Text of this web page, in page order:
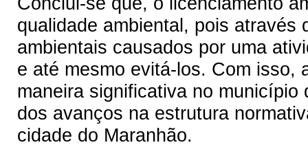
qualidade ambiental, pois
ambientais causados por uma
e até mesmo evitá-los. Com isso,
maneira significativa no
dos avanços na estrutura
cidade do Maranhão.